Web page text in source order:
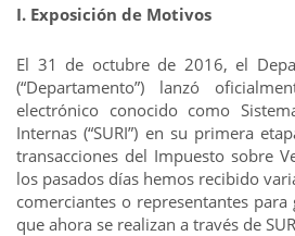
I. Exposición de Motivos
El 31 de octubre de 2016, el
(“Departamento”) lanzó
electrónico conocido como
Internas (“SURI”) en su primera
transacciones del Impuesto sobre
los pasados días hemos recibido
comerciantes o representantes para
que ahora se realizan a través de